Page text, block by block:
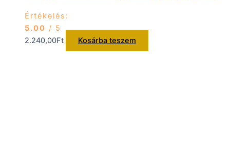
Értékelés:
5.00 / 5
2.240,00Ft Kosárba teszem